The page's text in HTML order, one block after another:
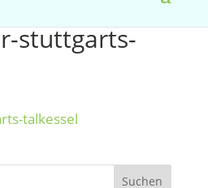
stuttgarts-
talkessel